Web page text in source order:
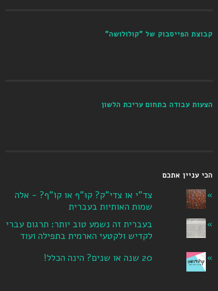
קבוצת הפייסבוק של "קולולושה"
הצעות עבודה בתחום עריכת הלשון
הכי עניין אתכם
צד"י או צדי"ק? קוּ"ף או קוֹ"ף? - אלה
שמות האותיות בעברית
בעברית זה נשמע טוב יותר: תרגום עברי
לקדיש ולקטעי הארמית בתפילה ועוד
20 שנה או שנים? הינה הכלל!